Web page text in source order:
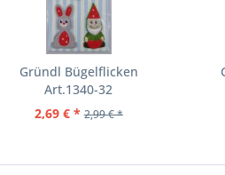
Gründl Bügelflicken
Art.1340-32
2,69 € * 2,99 € *